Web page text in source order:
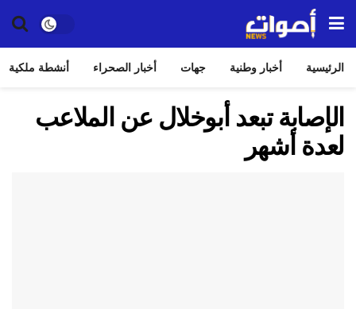
الرئيسية أخبار وطنية جهات أخبار الصحراء أنشطة ملكية
الإصابة تبعد أبوخلال عن الملاعب
لعدة أشهر